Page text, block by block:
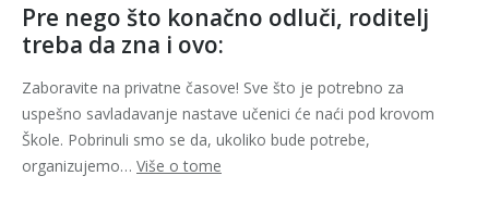
Pre nego što konačno odluči, roditelj
treba da zna i ovo:
Zaboravite na privatne časove! Sve što je potrebno za
uspešno savladavanje nastave učenici će naći pod krovom
Škole. Pobrinuli smo se da, ukoliko bude potrebe,
organizujemo… Više o tome